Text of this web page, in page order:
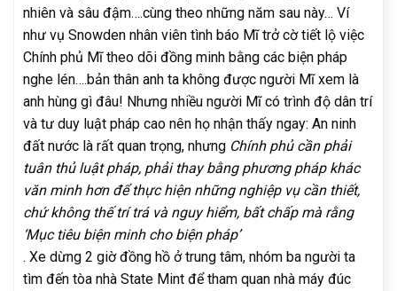
nhiên và sâu đậm….cùng theo những năm sau này… Ví
như vụ Snowden nhân viên tình báo Mĩ trở cờ tiết lộ việc
Chính phủ Mĩ theo dõi đồng minh bằng các biện pháp
nghe lén….bản thân anh ta không được người Mĩ xem là
anh hùng gì đâu! Nhưng nhiều người Mĩ có trình độ dân trí
và tư duy luật pháp cao nên họ nhận thấy ngay: An ninh
đất nước là rất quan trọng, nhưng Chính phủ cần phải
tuân thủ luật pháp, phải thay bằng phương pháp khác
văn minh hơn để thực hiện những nghiệp vụ cần thiết,
chứ không thế trí trá và nguy hiểm, bất chấp mà rằng
‘Mục tiêu biện minh cho biện pháp’
. Xe dừng 2 giờ đồng hồ ở trung tâm, nhóm ba người ta
tìm đến tòa nhà State Mint để tham quan nhà máy đúc